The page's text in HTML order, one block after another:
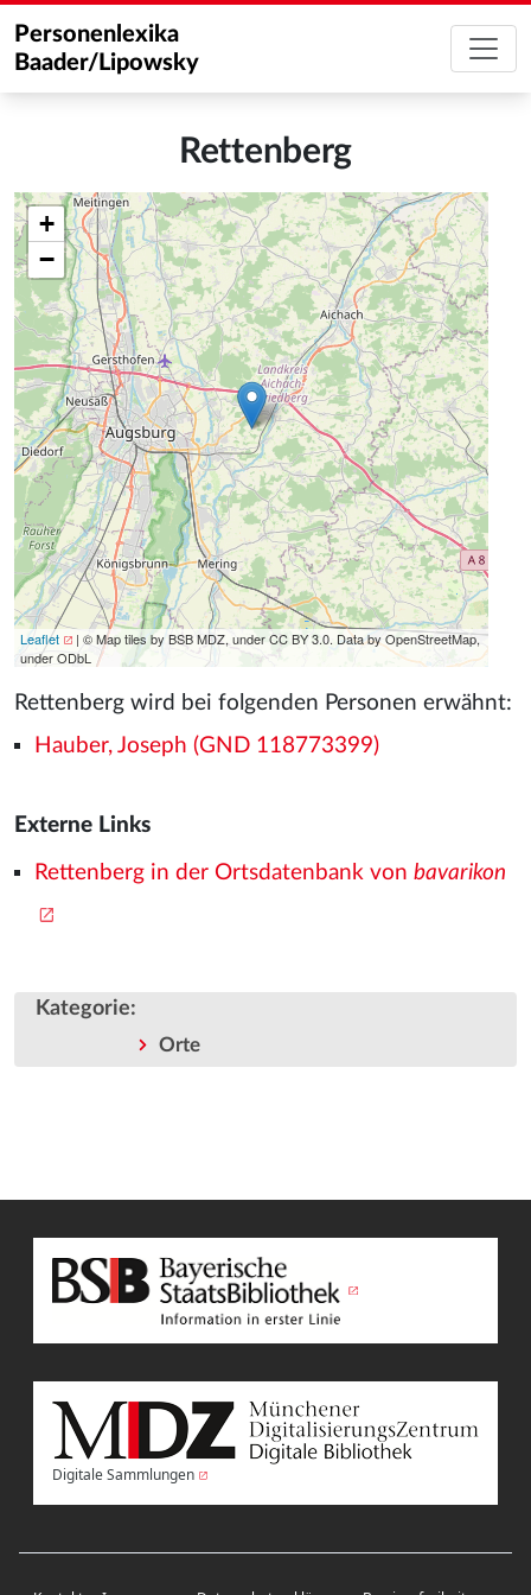
Personenlexika
Baader/Lipowsky
Rettenberg
+
−
Leaflet
| © Map tiles by BSB MDZ, under CC BY 3.0. Data by OpenStreetMap,
under ODbL
Rettenberg wird bei folgenden Personen erwähnt:
Hauber, Joseph (GND 118773399)
Externe Links
Rettenberg in der Ortsdatenbank von bavarikon
Kategorie:
Orte
Digitale Sammlungen